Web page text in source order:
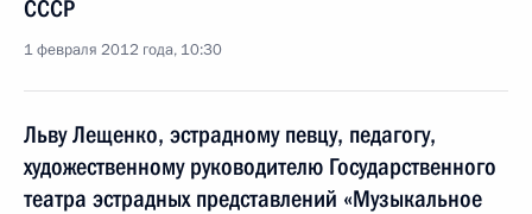
СССР
1 февраля 2012 года, 10:30
Льву Лещенко, эстрадному певцу, педагогу,
художественному руководителю Государственного
театра эстрадных представлений «Музыкальное